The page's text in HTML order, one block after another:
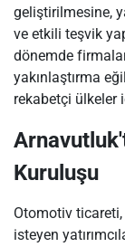
geliştirilmesine,
ve etkili teşvik
dönemde
yakınlaştırma
rekabetçi ülkeler
Kuruluşu
Otomotiv
isteyen